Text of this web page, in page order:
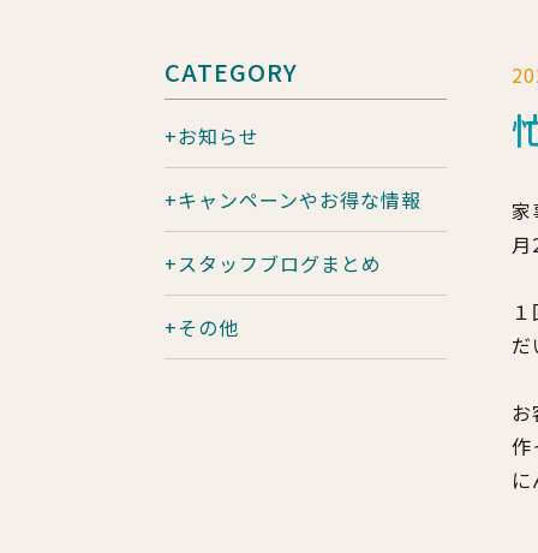
作
CATEGORY
お知らせ
キャンペーンやお得な情報
スタッフブログまとめ
その他